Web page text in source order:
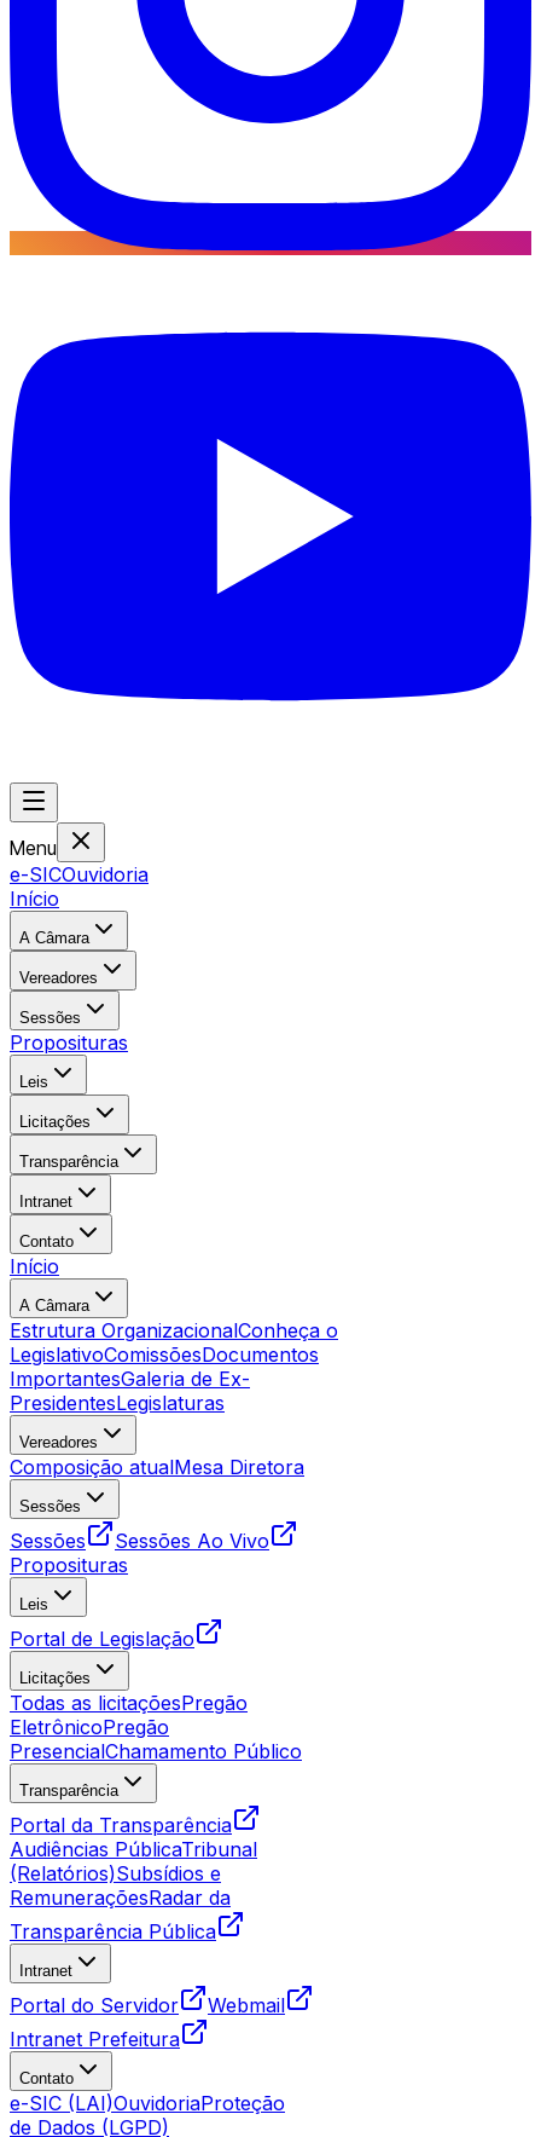
Menu
e-SICOuvidoria
Início
A Câmara
Vereadores
Sessões
Proposituras
Leis
Licitações
Transparência
Intranet
Contato
Início
A Câmara
Estrutura OrganizacionalConheça o
LegislativoComissõesDocumentos
ImportantesGaleria de Ex-
PresidentesLegislaturas
Vereadores
Composição atualMesa Diretora
Sessões
Sessões
Sessões Ao Vivo
Proposituras
Leis
Portal de Legislação
Licitações
Todas as licitaçõesPregão
EletrônicoPregão
PresencialChamamento Público
Transparência
Portal da Transparência
Audiências PúblicaTribunal
(Relatórios)Subsídios e
RemuneraçõesRadar da
Transparência Pública
Intranet
Portal do Servidor
Webmail
Intranet Prefeitura
Contato
e-SIC (LAI)OuvidoriaProteção
de Dados (LGPD)